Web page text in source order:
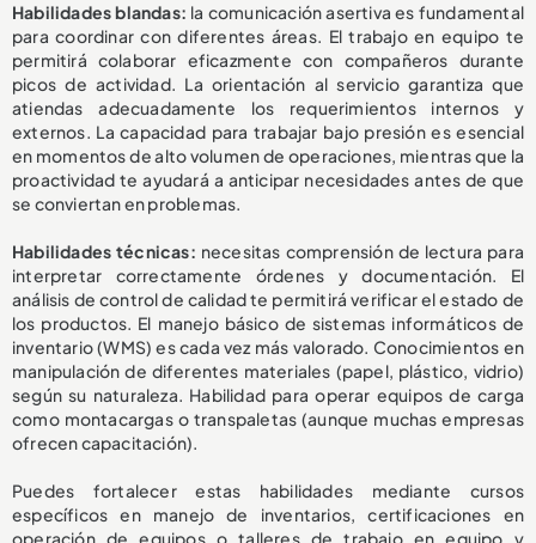
Habilidades blandas: la comunicación asertiva es fundamental
para coordinar con diferentes áreas. El trabajo en equipo te
permitirá colaborar eficazmente con compañeros durante
picos de actividad. La orientación al servicio garantiza que
atiendas adecuadamente los requerimientos internos y
externos. La capacidad para trabajar bajo presión es esencial
en momentos de alto volumen de operaciones, mientras que la
proactividad te ayudará a anticipar necesidades antes de que
se conviertan en problemas.
Habilidades técnicas: necesitas comprensión de lectura para
interpretar correctamente órdenes y documentación. El
análisis de control de calidad te permitirá verificar el estado de
los productos. El manejo básico de sistemas informáticos de
inventario (WMS) es cada vez más valorado. Conocimientos en
manipulación de diferentes materiales (papel, plástico, vidrio)
según su naturaleza. Habilidad para operar equipos de carga
como montacargas o transpaletas (aunque muchas empresas
ofrecen capacitación).
Puedes fortalecer estas habilidades mediante cursos
específicos en manejo de inventarios, certificaciones en
operación de equipos o talleres de trabajo en equipo y